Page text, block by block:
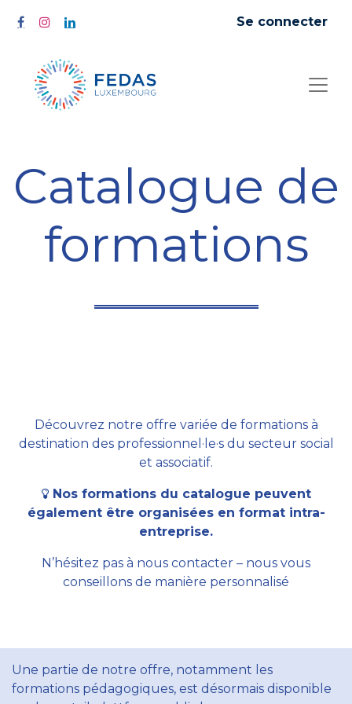
Se connecter
Catalogue de
formations
Découvrez notre offre variée de formations à
destination des professionnel·le·s du secteur social
et associatif.
Nos formations du catalogue peuvent
également être organisées en format intra-
entreprise.
N’hésitez pas à nous contacter – nous vous
conseillons de manière personnalisé
Une partie de notre offre, notamment les
formations pédagogiques, est désormais disponible